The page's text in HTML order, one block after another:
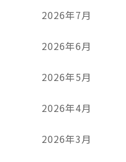
2026年7月
2026年6月
2026年5月
2026年4月
2026年3月